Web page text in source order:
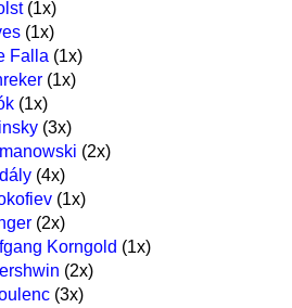
(1x)
(1x)
Falla (1x)
(1x)
(1x)
(3x)
(2x)
(4x)
(1x)
(2x)
Korngold (1x)
(2x)
(3x)